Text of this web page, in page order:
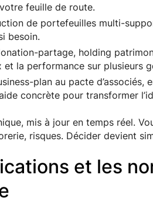
feuille de route.
de portefeuilles multi-
besoin.
partage, holding
la performance sur plusieurs
plan au pacte d’associés,
concrète pour transformer
mis à jour en temps réel.
risques. Décider devient
et les